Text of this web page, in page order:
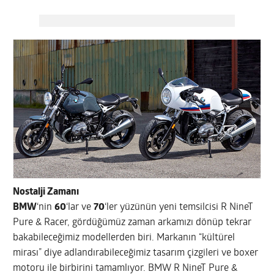
Nostalji Zamanı
BMW‘nin60‘lar ve70‘ler yüzünün yeni temsilcisi R NineT
Pure & Racer, gördüğümüz zaman arkamızı dönüp tekrar
bakabileceğimiz modellerden biri. Markanın “kültürel
mirası” diye adlandırabileceğimiz tasarım çizgileri ve boxer
motoru ile birbirini tamamlıyor. BMW R NineT Pure &